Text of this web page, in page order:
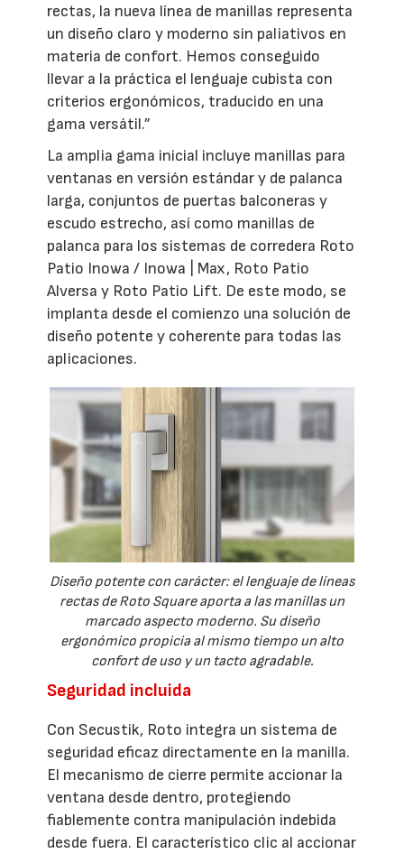
rectas, la nueva línea de manillas representa
un diseño claro y moderno sin paliativos en
materia de confort. Hemos conseguido
llevar a la práctica el lenguaje cubista con
criterios ergonómicos, traducido en una
gama versátil.”
La amplia gama inicial incluye manillas para
ventanas en versión estándar y de palanca
larga, conjuntos de puertas balconeras y
escudo estrecho, así como manillas de
palanca para los sistemas de corredera Roto
Patio Inowa / Inowa | Max, Roto Patio
Alversa y Roto Patio Lift. De este modo, se
implanta desde el comienzo una solución de
diseño potente y coherente para todas las
aplicaciones.
Diseño potente con carácter: el lenguaje de líneas
rectas de Roto Square aporta a las manillas un
marcado aspecto moderno. Su diseño
ergonómico propicia al mismo tiempo un alto
confort de uso y un tacto agradable.
Seguridad incluida
Con Secustik, Roto integra un sistema de
seguridad eficaz directamente en la manilla.
El mecanismo de cierre permite accionar la
ventana desde dentro, protegiendo
fiablemente contra manipulación indebida
desde fuera. El característico clic al accionar